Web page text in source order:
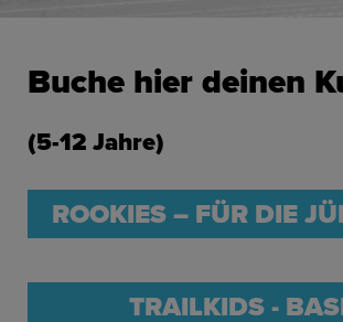
Buche hier deinen
(5-12 Jahre)
ROOKIES – FÜR DIE
TRAILKIDS -